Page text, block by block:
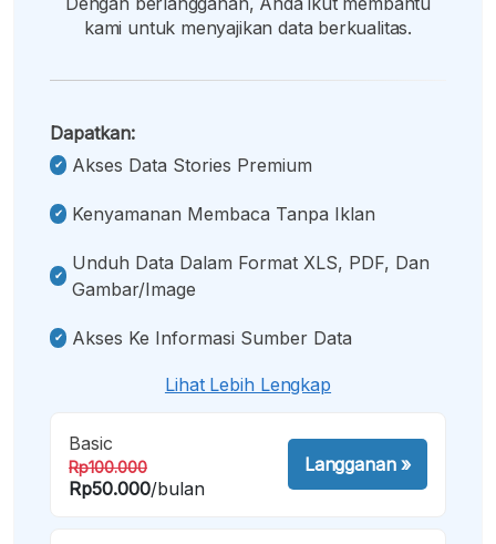
kami untuk menyajikan data berkualitas.
Dapatkan:
Akses Data Stories Premium
Kenyamanan Membaca Tanpa Iklan
Unduh Data Dalam Format XLS, PDF, Dan
Gambar/image
Akses Ke Informasi Sumber Data
Lihat Lebih Lengkap
Basic
Rp100.000
Rp50.000/bulan
Langganan»